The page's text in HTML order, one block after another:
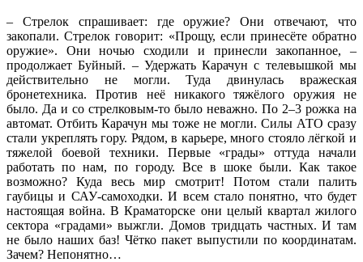
– Стрелок спрашивает: где оружие? Они отвечают, что
закопали. Стрелок говорит: «Прощу, если принесёте обратно
оружие». Они ночью сходили и принесли закопанное, –
продолжает Буйный. – Удержать Карачун с телевышкой мы
действительно не могли. Туда двинулась вражеская
бронетехника. Против неё никакого тяжёлого оружия не
было. Да и со стрелковым-то было неважно. По 2–3 рожка на
автомат. Отбить Карачун мы тоже не могли. Силы АТО сразу
стали укреплять гору. Рядом, в карьере, много стояло лёгкой и
тяжелой боевой техники. Первые «грады» оттуда начали
работать по нам, по городу. Все в шоке были. Как такое
возможно? Куда весь мир смотрит! Потом стали палить
гаубицы и САУ-самоходки. И всем стало понятно, что будет
настоящая война. В Краматорске они целый квартал жилого
сектора «градами» выжгли. Домов тридцать частных. И там
не было наших баз! Чётко пакет выпустили по координатам.
Зачем? Непонятно…